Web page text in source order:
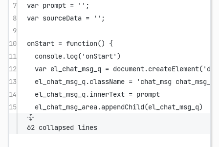
7
var prompt = '' ;
8
var sourceData = '' ;
9
10
onStart = function() {
11
console.log( 'onStart' )
12
var el_chat_msg_q = document.createElement(
13
el_chat_msg_q.className =
'chat_msg chat_msg_q'
14
el_chat_msg_q.innerText = prompt
15
el_chat_msg_area.appendChild(el_chat_msg_q)
62 collapsed lines